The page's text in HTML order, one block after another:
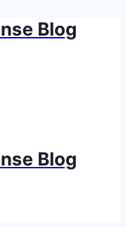
Blog
Blog